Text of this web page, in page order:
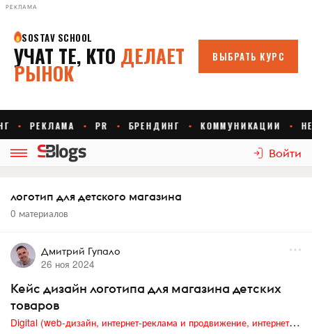
РЕКЛАМА
Войти
логотип для детского магазина
0 материалов
Дмитрий Гупало
26 ноя 2024
Кейс дизайн логотипа для магазина детских
товаров
Digital (web-дизайн, интернет-реклама и продвижение, интернет-сообщества и блоги, интернет-коммуникации, мобильный маркетинг, реклама на цифровых экранах)